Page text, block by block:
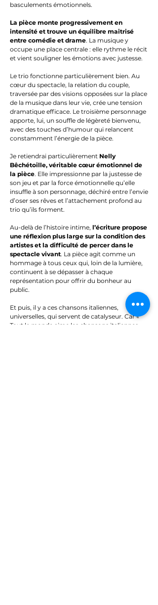
basculements émotionnels.
La pièce monte progressivement en
intensité et trouve un équilibre maitrisé
entre comédie et drame. La musique y
occupe une place centrale : elle rythme le récit
et vient souligner les émotions avec justesse.
Le trio fonctionne particulièrement bien. Au
cœur du spectacle, la relation du couple,
traversée par des visions opposées sur la place
de la musique dans leur vie, crée une tension
dramatique efficace. Le troisième personnage
apporte, lui, un souffle de légèreté bienvenu,
avec des touches d’humour qui relancent
constamment l’énergie de la pièce.
Je retiendrai particulièrement Nelly
Bêchétoille, véritable cœur émotionnel de
la pièce. Elle impressionne par la justesse de
son jeu et par la force émotionnelle qu’elle
insuffle à son personnage, déchiré entre l’envie
d’oser ses rêves et l’attachement profond au
trio qu’ils forment.
Au-delà de l’histoire intime, l’écriture propose
une réflexion plus large sur la condition des
artistes et la difficulté de percer dans le
spectacle vivant. La pièce agit comme un
hommage à tous ceux qui, loin de la lumière,
continuent à se dépasser à chaque
représentation pour offrir du bonheur au
public.
Et puis, il y a ces chansons italiennes,
universelles, qui servent de catalyseur. Car «
Tout le monde aime les chansons italiennes,